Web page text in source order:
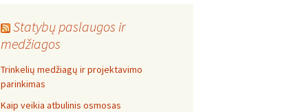
Statybų paslaugos ir
medžiagos
Trinkelių medžiagų ir projektavimo
parinkimas
Kaip veikia atbulinis osmosas